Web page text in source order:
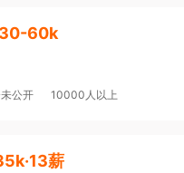
30-60k
公开 10000人以上
薪